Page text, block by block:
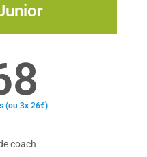
(ou 3x 26€)
coach